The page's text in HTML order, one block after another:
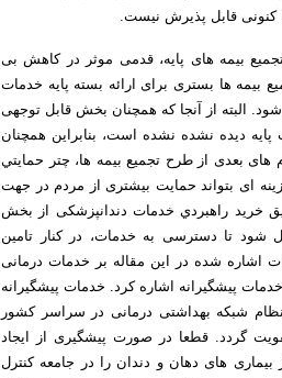
کنونی قابل پذیرش نیست.
بیمه های پایه، قدمی موثر در کاهش بی
بیمه ها بستری برای ارائه بسته پایه خدمات
البته از آنجا که همچنان بخش قابل توجهی
دیده نشده نشده است، بنابراین همچنان
های بعدی از طرح تجمیع بیمه ها، چتر حمايتي
ای بتواند حمایت بیشتری از مردم در جهت
خرید راهبردي خدمات دندانپزشکی از بخش
تا دسترسی به خدمات، در کنار تامین
اشاره شده در این مقاله بر خدمات درمانی
پیشگیرانه اشاره کرد. خدمات پیشگیرانه
شبکه بهداشتی درمانی در سراسر کشور
گردد. قطعا در صورت پیشگیری از ایجاد
بیماری های دهان و دندان را در جامعه کنترل